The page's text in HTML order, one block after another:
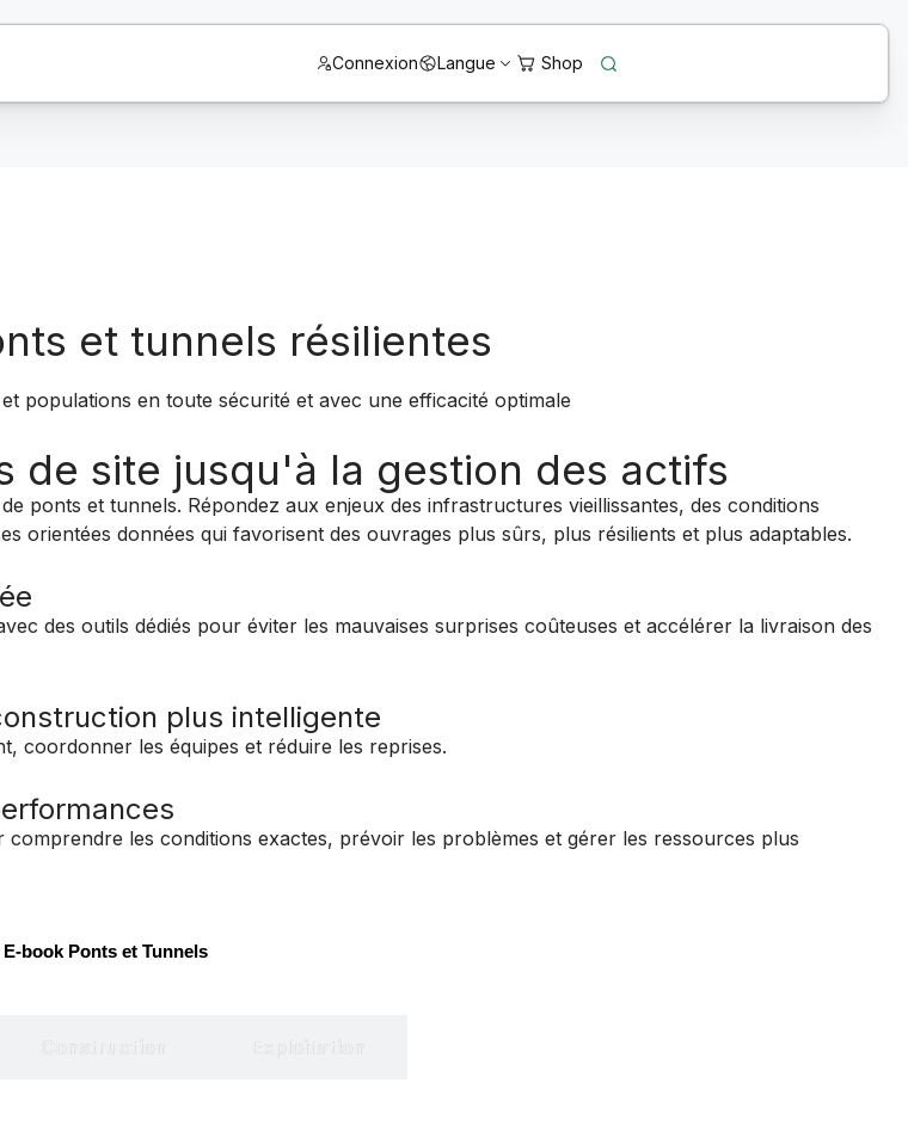
Connexion Langue
et tunnels résilientes
populations en toute sécurité et avec une efficacité optimale
de site jusqu'à la gestion des actifs
ponts et tunnels. Répondez aux enjeux des infrastructures vieillissantes, des conditions
orientées données qui favorisent des ouvrages plus sûrs, plus résilients et plus adaptables.
des outils dédiés pour éviter les mauvaises surprises coûteuses et accélérer la livraison des
plus intelligente
coordonner les équipes et réduire les reprises.
les conditions exactes, prévoir les problèmes et gérer les ressources plus
E-book Ponts et Tunnels